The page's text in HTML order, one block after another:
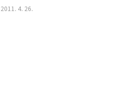
2011. 4. 26.